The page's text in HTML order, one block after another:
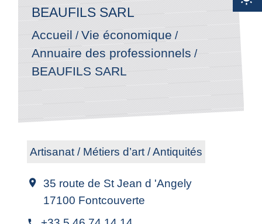
BEAUFILS SARL
Accueil /Vie économique /
Annuaire des professionnels/
BEAUFILS SARL
Artisanat / Métiers d’art / Antiquités
location_on
35 route de St Jean d 'Angely
17100 Fontcouverte